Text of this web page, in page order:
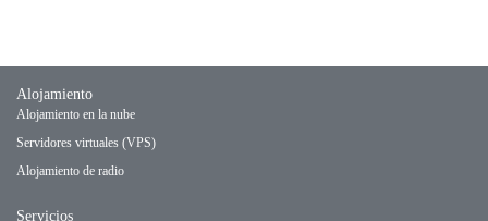
Alojamiento
Alojamiento en la nube
Servidores virtuales (VPS)
Alojamiento de radio
Servicios